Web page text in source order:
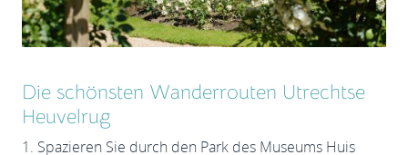
Die schönsten Wanderrouten Utrechtse
Heuvelrug
1. Spazieren Sie durch den Park des Museums Huis